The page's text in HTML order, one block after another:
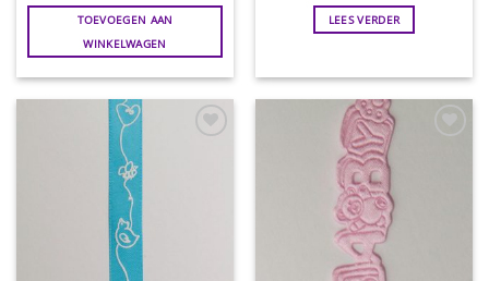
TOEVOEGEN AAN
WINKELWAGEN
LEES VERDER